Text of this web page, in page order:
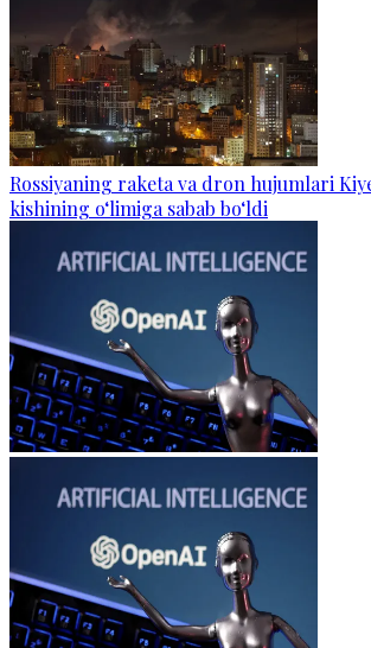
Rossiyaning raketa va dron hujumlari
kishining o‘limiga sabab bo‘ldi